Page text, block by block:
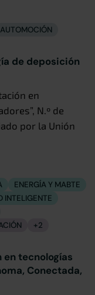
AUTOMOCIÓN
de deposición
en
N.º de
por la Unión
ENERGÍA Y MABTE
INTELIGENTE
+2
en tecnologías
Conectada,